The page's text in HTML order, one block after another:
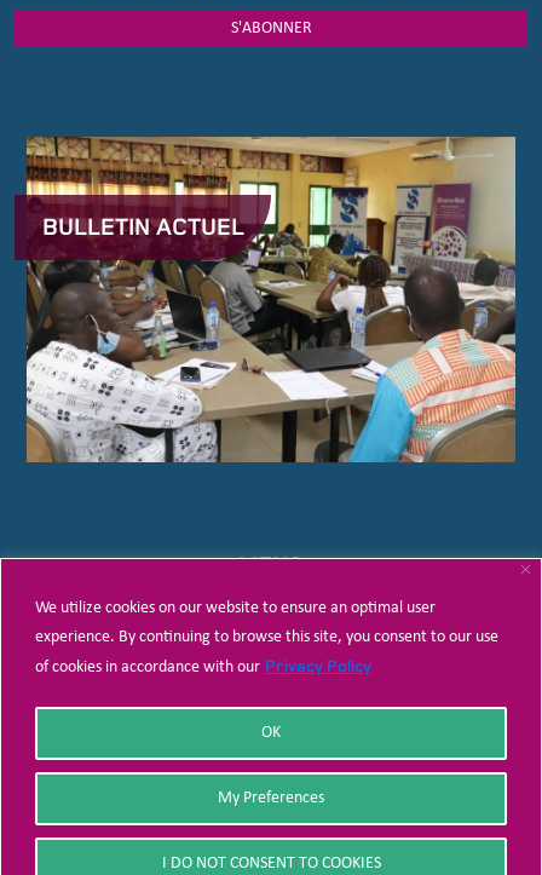
We utilize cookies on our website to ensure an optimal user
experience. By continuing to browse this site, you consent to our use
of cookies in accordance with our Privacy Policy
My Preferences
I DO NOT CONSENT TO COOKIES
OK
S'ABONNER
BULLETIN ACTUEL
LIENS
Politique de confidentialité
Facebook
Twitter
Adresse
01BP2186 Ouagadougou Burkina Faso